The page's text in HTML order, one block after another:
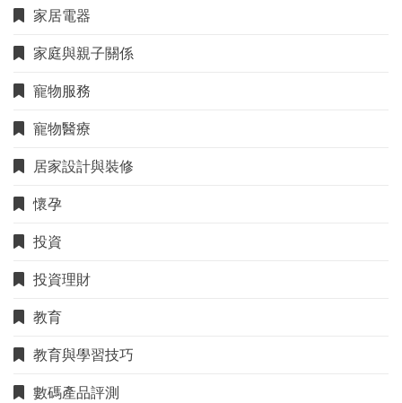
家居電器
家庭與親子關係
寵物服務
寵物醫療
居家設計與裝修
懷孕
投資
投資理財
教育
教育與學習技巧
數碼產品評測